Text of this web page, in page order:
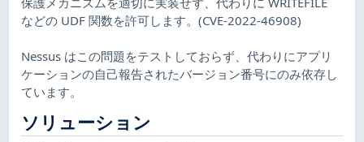
などの UDF 関数を許可します。(CVE-2022-46908)
Nessus はこの問題をテストしておらず、代わりにアプリ
ケーションの自己報告されたバージョン番号にのみ依存し
ています。
ソリューション